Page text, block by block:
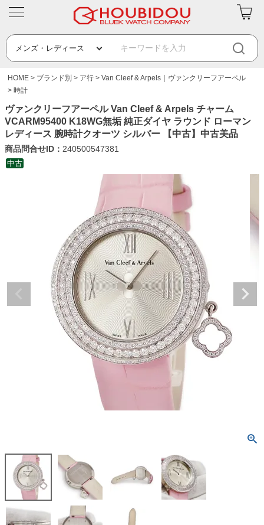
HOME ブランド別 ア行
Van Cleef & Arpels｜ヴァンクリーフアーペル
時計
ヴァンクリーフアーペル Van Cleef & Arpels チャーム
VCARM95400 K18WG無垢 純正ダイヤ ラウンド ローマン
レディース 腕時計クオーツ シルバー 【中古】中古美品
商品問合せID： 240500547381
中古